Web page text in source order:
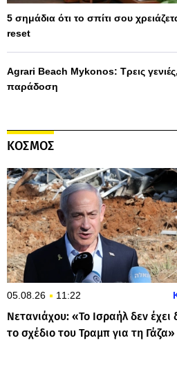
5 σημάδια ότι το σπίτι σου
reset
Agrari Beach Mykonos: Τρεις
παράδοση
ΚΟΣΜΟΣ
05.08.26 11:22
Νετανιάχου: «Το Ισραήλ δεν έχει
το σχέδιο του Τραμπ για τη Γάζα»